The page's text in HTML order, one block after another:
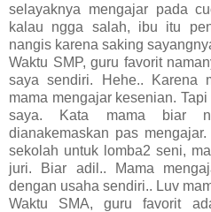
selayaknya mengajar pada
kalau ngga salah, ibu itu
nangis karena saking
Waktu SMP, guru favorit
saya sendiri. Hehe.. Karena
mama mengajar kesenian.
saya. Kata mama biar
dianakemaskan pas
sekolah untuk lomba2 seni,
juri. Biar adil.. Mama
dengan usaha sendiri.. Luv
Waktu SMA, guru favorit